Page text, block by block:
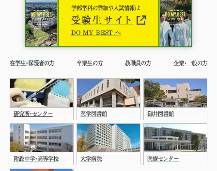
学部学科の詳細や入試情報は
受験生サイト
DO MY BEST.へ
在学生・保護者の方 卒業生の方 教職員の方 企業・一般の方
研究所・センター 医学図書館 御井図書館
附設中学・高等学校 大学病院 医療センター